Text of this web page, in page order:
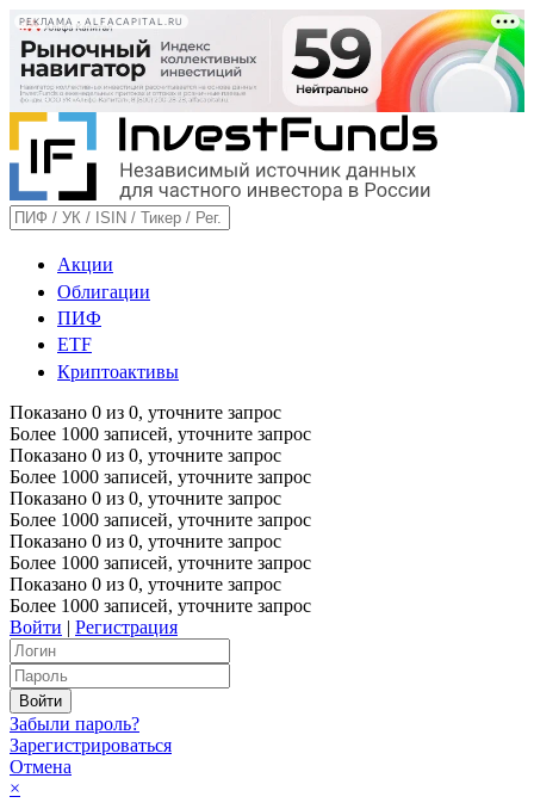
РЕКЛАМА • ALFACAPITAL.RU
Акции
Облигации
ПИФ
ETF
Криптоактивы
Показано 0 из 0, уточните запрос
Более 1000 записей, уточните запрос
Показано 0 из 0, уточните запрос
Более 1000 записей, уточните запрос
Показано 0 из 0, уточните запрос
Более 1000 записей, уточните запрос
Показано 0 из 0, уточните запрос
Более 1000 записей, уточните запрос
Показано 0 из 0, уточните запрос
Более 1000 записей, уточните запрос
Войти | Регистрация
Забыли пароль?
Зарегистрироваться
Отмена
×